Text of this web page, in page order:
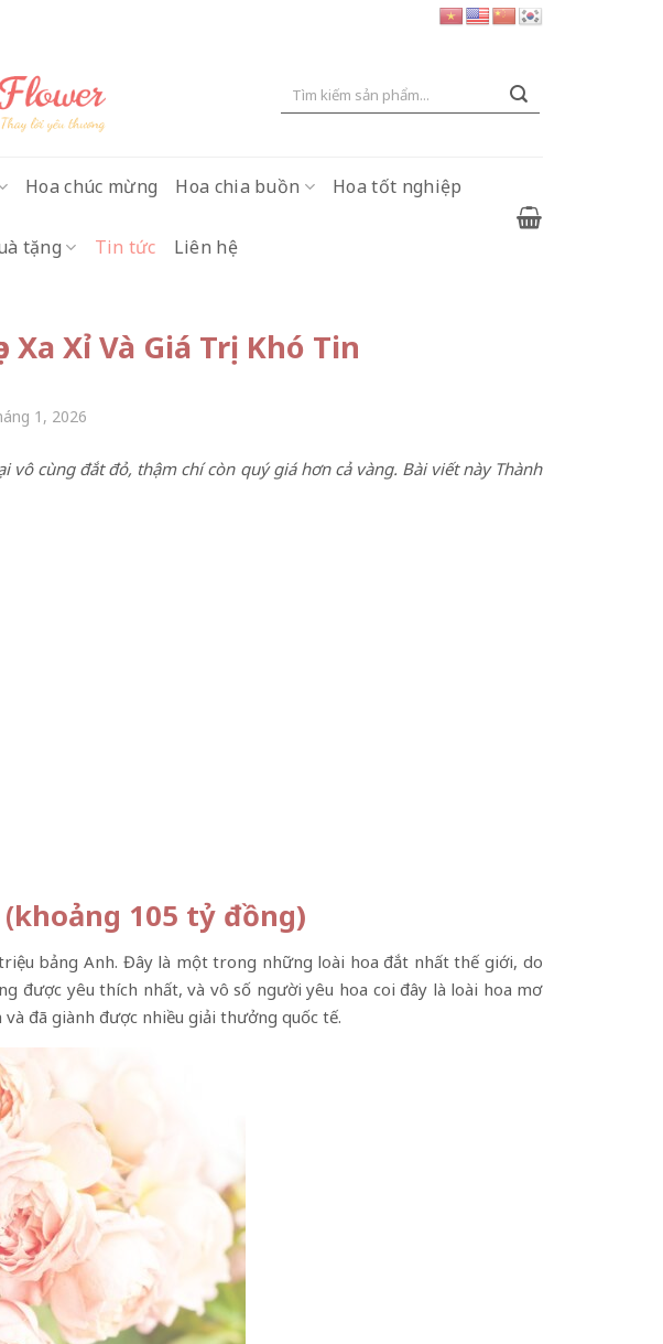
Tìm
Hoa chúc mừng Hoa chia buồn Hoa tốt nghiệp
tặng Tin tức Liên hệ
Xỉ Và Giá Trị Khó Tin
1, 2026
cùng đắt đỏ, thậm chí còn quý giá hơn cả vàng. Bài viết này Thành
105 tỷ đồng)
bảng Anh. Đây là một trong những loài hoa đắt nhất thế giới, do
được yêu thích nhất, và vô số người yêu hoa coi đây là loài hoa mơ
đã giành được nhiều giải thưởng quốc tế.